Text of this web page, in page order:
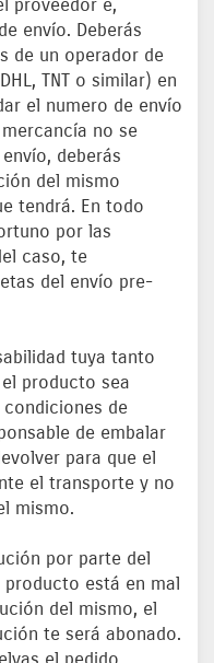
proveedor e,
envío. Deberás
de un operador de
TNT o similar) en
el numero de envío
no se
deberás
del mismo
tendrá. En todo
por las
caso, te
del envío pre-
tuya tanto
producto sea
de
de embalar
para que el
el transporte y no
mismo.
por parte del
producto está en mal
del mismo, el
te será abonado.